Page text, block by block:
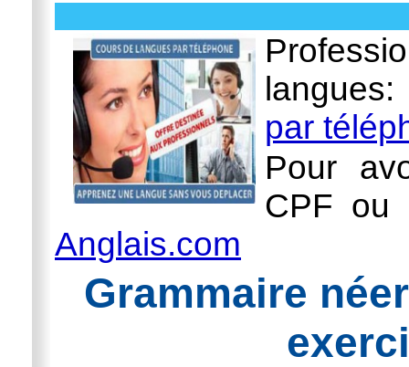
par
Pour
CPF ou
Anglais.com
Grammaire